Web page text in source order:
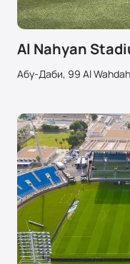
Al Nahyan
Абу-Даби, 99 Al